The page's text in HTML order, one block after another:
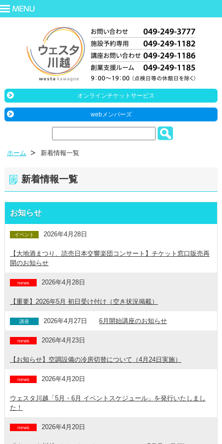
オンラインチケットサービス
webメンバーズ
ホーム 新着情報一覧
新着情報一覧
お知らせ
イベント 2026年4月28日
【大地酒まつり、読売日本交響楽団コンサート】チケット窓口販売再
開のお知らせ
news 2026年4月28日
【重要】2026年5月 初日受け付け（空き状況掲載）
講座 2026年4月27日 6月開始講座のお知らせ
news 2026年4月23日
【お知らせ】空調設備の冷房切替について（4月24日実施）
news 2026年4月20日
ウェスタ川越「5月・6月 イベントスケジュール」を発行いたしまし
た！
news 2026年4月20日